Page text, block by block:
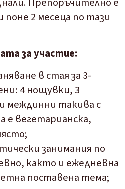
2 месеца по тази
за участие:
в стая за 3-
4 нощувки, 3
междинни такива с
е вегетарианска,
занимания по
както и ежедневна
поставена тема;